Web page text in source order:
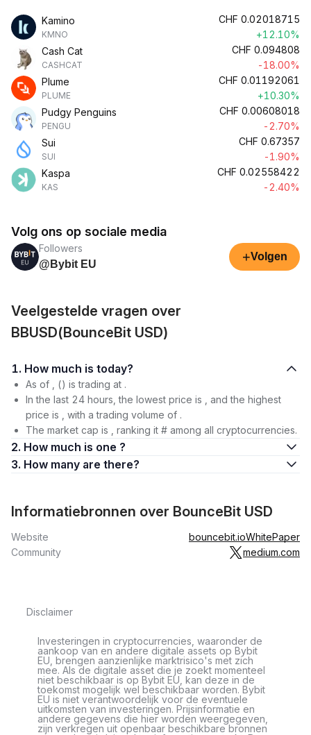
Kamino
KMNO
CHF 0.02018715
+12.10%
Cash Cat
CASHCAT
CHF 0.094808
-18.00%
Plume
PLUME
CHF 0.01192061
+10.30%
Pudgy Penguins
PENGU
CHF 0.00608018
-2.70%
Sui
SUI
CHF 0.67357
-1.90%
Kaspa
KAS
CHF 0.02558422
-2.40%
Volg ons op sociale media
Followers
@Bybit EU
+Volgen
Veelgestelde vragen over
BBUSD(BounceBit USD)
1. How much is today?
As of , () is trading at .
In the last 24 hours, the lowest price is , and the highest
price is , with a trading volume of .
The market cap is , ranking it # among all cryptocurrencies.
2. How much is one ?
3. How many are there?
Informatiebronnen over BounceBit USD
Website bouncebit.ioWhitePaper
Community
medium.com
Disclaimer
Investeringen in cryptocurrencies, waaronder de
aankoop van en andere digitale assets op Bybit
EU, brengen aanzienlijke marktrisico's met zich
mee. Als de digitale asset die je zoekt momenteel
niet beschikbaar is op Bybit EU, kan deze in de
toekomst mogelijk wel beschikbaar worden. Bybit
EU is niet verantwoordelijk voor de eventuele
uitkomsten van investeringen. Prijsinformatie en
andere gegevens die hier worden weergegeven,
zijn verkregen uit openbaar beschikbare bronnen